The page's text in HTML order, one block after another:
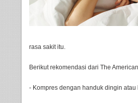
rasa sakit itu.
Berikut rekomendasi dari The
- Kompres dengan handuk dingin